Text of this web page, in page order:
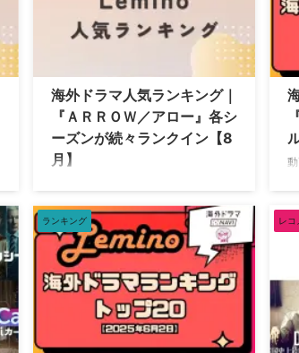
海外ドラマ人気ランキング｜
『ＡＲＲＯＷ／アロー』各シ
ーズンが続々ランクイン【8
月】
をご紹介。 海外ドラマ人気ランキング
トップ20【2025年8月4日】 2025年8
月4日（月）時点で、Leminoで人気の
海外ドラマランキングトップ20は以下
の通り。 クリミナル・マインド／FBI
vs. 異常犯罪：エボリューション シー
ズン17 ＡＲＲＯＷ／アロー シーズン3
パーソン・オブ・インタレスト シーズ
ランキング レコ